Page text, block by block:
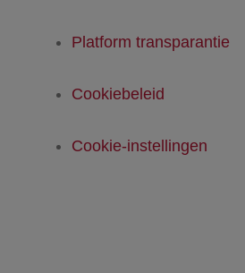
Platform transparantie
Cookiebeleid
Cookie-instellingen